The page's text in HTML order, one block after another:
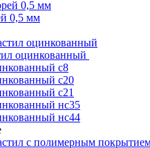
0,5 мм
оцинкованный
с8
с20
с21
нс35
нс44